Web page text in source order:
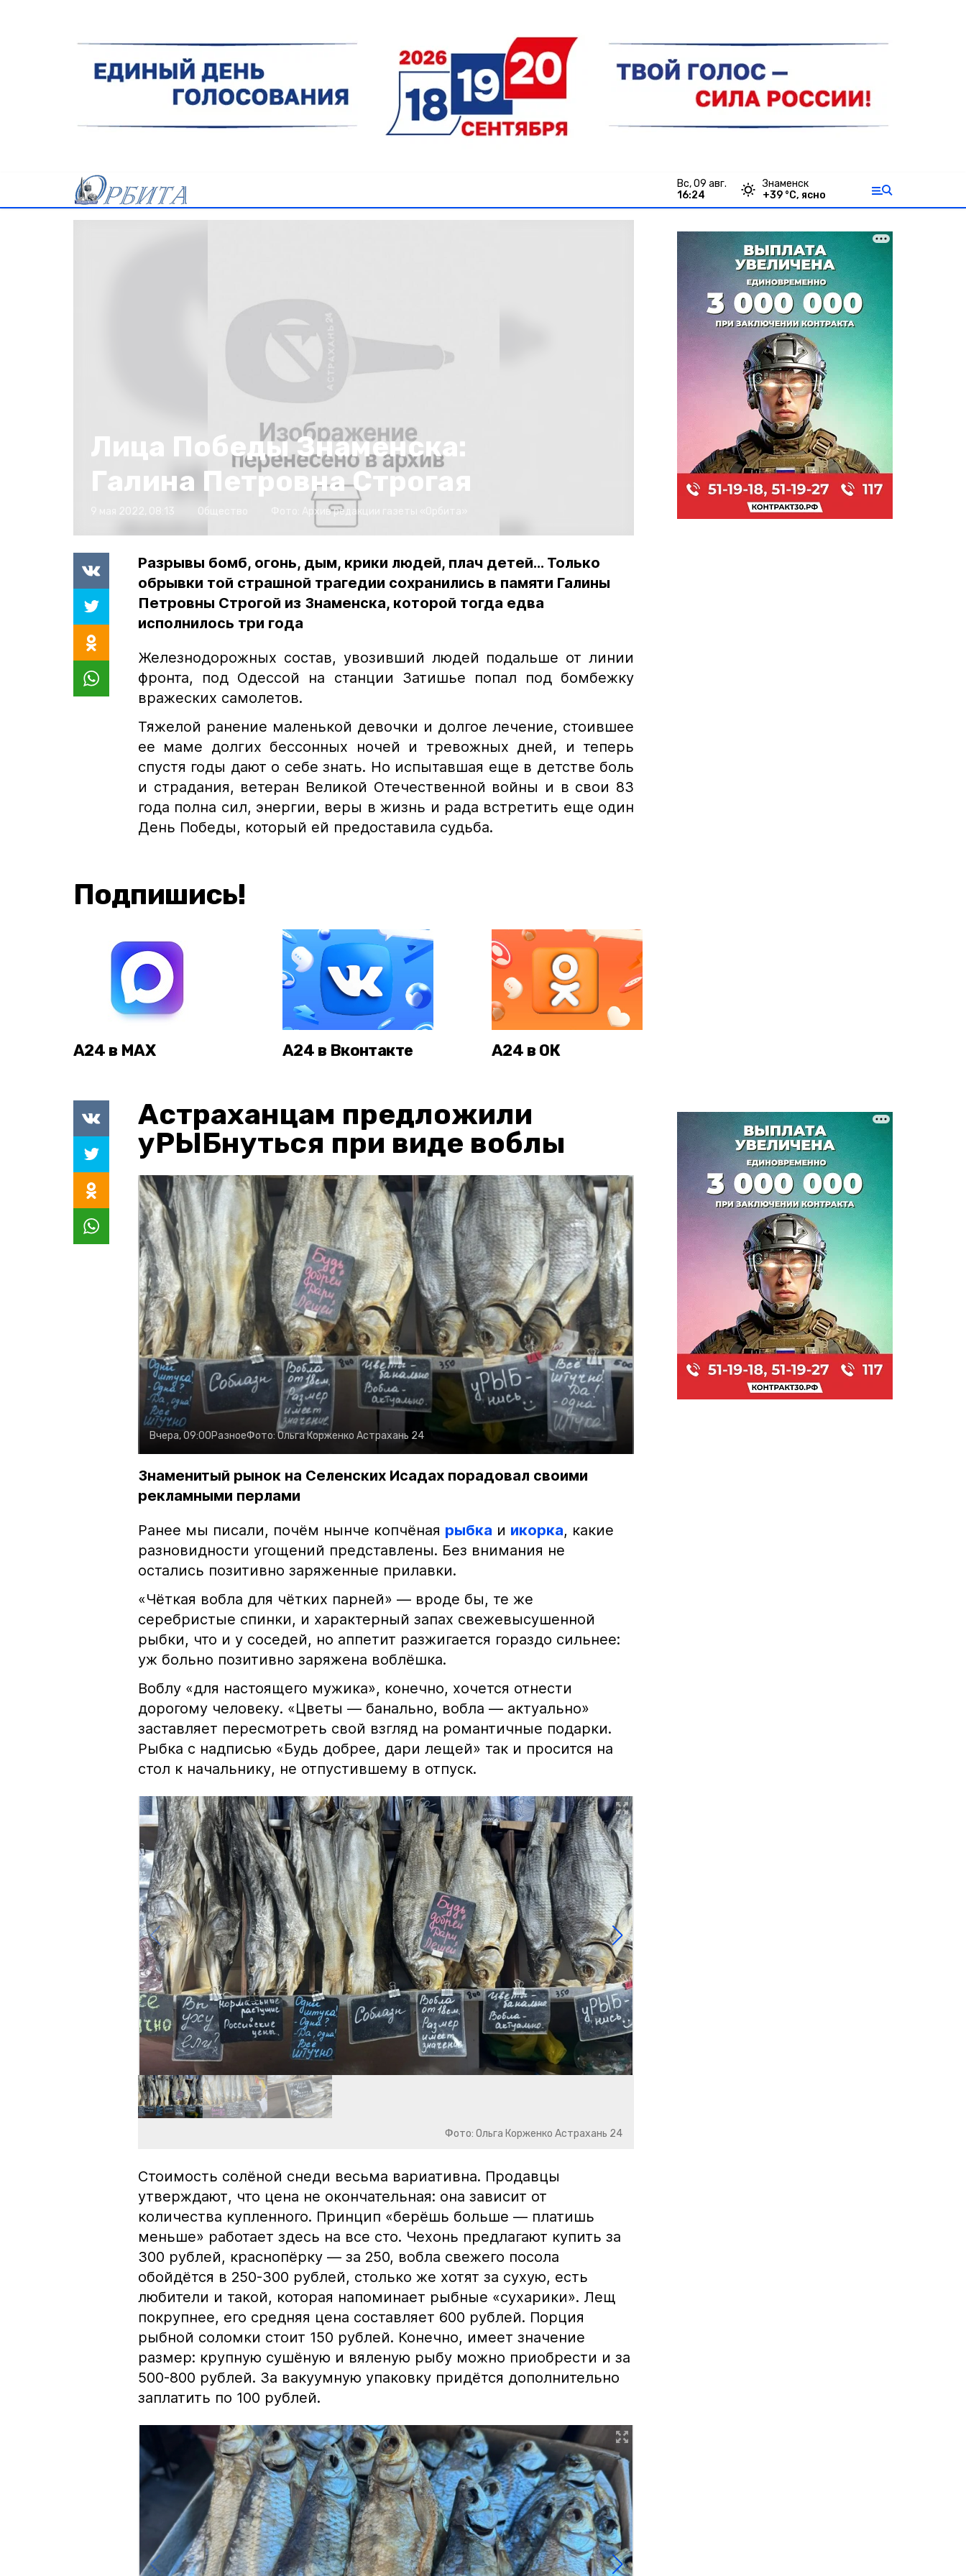
вс, 09 авг.
16:24
Знаменск
+39 °С, ясно
Лица Победы Знаменска:
Галина Петровна Строгая
9 мая 2022, 08:13 Общество Архив редакции газеты «Орбита»
Разрывы бомб, огонь, дым, крики людей, плач детей... Только
обрывки той страшной трагедии сохранились в памяти Галины
Петровны Строгой из Знаменска, которой тогда едва
исполнилось три года
Железнодорожных состав, увозивший людей подальше от линии
фронта, под Одессой на станции Затишье попал под бомбежку
вражеских самолетов.
Тяжелой ранение маленькой девочки и долгое лечение, стоившее
ее маме долгих бессонных ночей и тревожных дней, и теперь
спустя годы дают о себе знать. Но испытавшая еще в детстве боль
и страдания, ветеран Великой Отечественной войны и в свои 83
года полна сил, энергии, веры в жизнь и рада встретить еще один
День Победы, который ей предоставила судьба.
Подпишись!
А24 в MAX А24 в Вконтакте А24 в ОК
Астраханцам предложили
уРЫБнуться при виде воблы
Вчера, 09:00РазноеФото:Ольга Корженко Астрахань 24
Знаменитый рынок на Селенских Исадах порадовал своими
рекламными перлами
Ранее мы писали, почём нынче копчёная рыбка и икорка, какие
разновидности угощений представлены. Без внимания не
остались позитивно заряженные прилавки.
«Чёткая вобла для чётких парней» — вроде бы, те же
серебристые спинки, и характерный запах свежевысушенной
рыбки, что и у соседей, но аппетит разжигается гораздо сильнее:
уж больно позитивно заряжена воблёшка.
Воблу «для настоящего мужика», конечно, хочется отнести
дорогому человеку. «Цветы — банально, вобла — актуально»
заставляет пересмотреть свой взгляд на романтичные подарки.
Рыбка с надписью «Будь добрее, дари лещей» так и просится на
стол к начальнику, не отпустившему в отпуск.
Фото: Ольга Корженко Астрахань 24
Стоимость солёной снеди весьма вариативна. Продавцы
утверждают, что цена не окончательная: она зависит от
количества купленного. Принцип «берёшь больше — платишь
меньше» работает здесь на все сто. Чехонь предлагают купить за
300 рублей, краснопёрку — за 250, вобла свежего посола
обойдётся в 250-300 рублей, столько же хотят за сухую, есть
любители и такой, которая напоминает рыбные «сухарики». Лещ
покрупнее, его средняя цена составляет 600 рублей. Порция
рыбной соломки стоит 150 рублей. Конечно, имеет значение
размер: крупную сушёную и вяленую рыбу можно приобрести и за
500-800 рублей. За вакуумную упаковку придётся дополнительно
заплатить по 100 рублей.